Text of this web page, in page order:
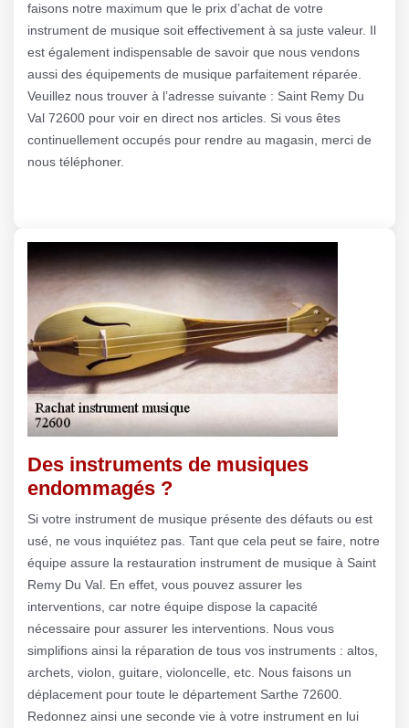
faisons notre maximum que le prix d’achat de votre
instrument de musique soit effectivement à sa juste valeur. Il
est également indispensable de savoir que nous vendons
aussi des équipements de musique parfaitement réparée.
Veuillez nous trouver à l’adresse suivante : Saint Remy Du
Val 72600 pour voir en direct nos articles. Si vous êtes
continuellement occupés pour rendre au magasin, merci de
nous téléphoner.
Des instruments de musiques
endommagés ?
Si votre instrument de musique présente des défauts ou est
usé, ne vous inquiétez pas. Tant que cela peut se faire, notre
équipe assure la restauration instrument de musique à Saint
Remy Du Val. En effet, vous pouvez assurer les
interventions, car notre équipe dispose la capacité
nécessaire pour assurer les interventions. Nous vous
simplifions ainsi la réparation de tous vos instruments : altos,
archets, violon, guitare, violoncelle, etc. Nous faisons un
déplacement pour toute le département Sarthe 72600.
Redonnez ainsi une seconde vie à votre instrument en lui